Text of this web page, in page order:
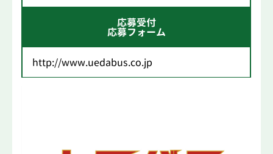
応募受付
応募フォーム
http://www.uedabus.co.jp